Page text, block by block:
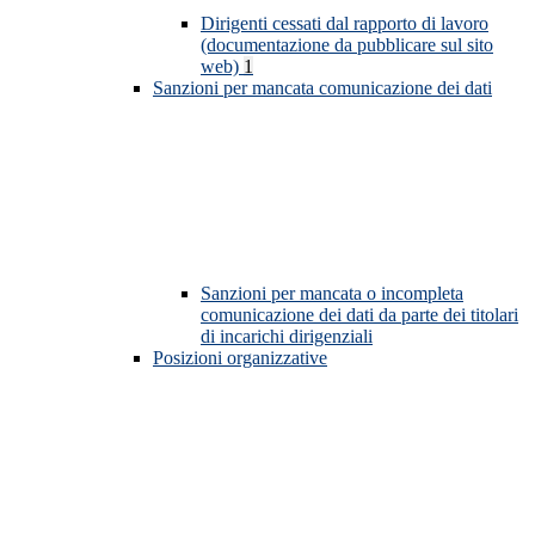
Dirigenti cessati dal rapporto di lavoro
(documentazione da pubblicare sul sito
web) 1
Sanzioni per mancata comunicazione dei dati
Sanzioni per mancata o incompleta
comunicazione dei dati da parte dei titolari
di incarichi dirigenziali
Posizioni organizzative